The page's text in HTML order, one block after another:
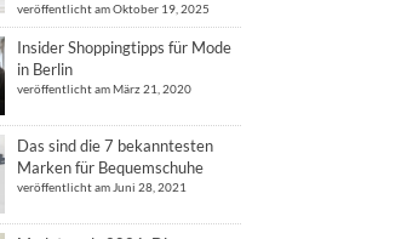
veröffentlicht am Oktober 19, 2025
Insider Shoppingtipps für Mode
in Berlin
veröffentlicht am März 21, 2020
Das sind die 7 bekanntesten
Marken für Bequemschuhe
veröffentlicht am Juni 28, 2021